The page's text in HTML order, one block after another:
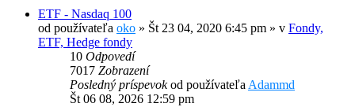
ETF - Nasdaq 100
od používateľa oko » Št 23 04, 2020 6:45 pm » v Fondy,
ETF, Hedge fondy
10 Odpovedí
7017 Zobrazení
Posledný príspevokod používateľaAdammd
Št 06 08, 2026 12:59 pm